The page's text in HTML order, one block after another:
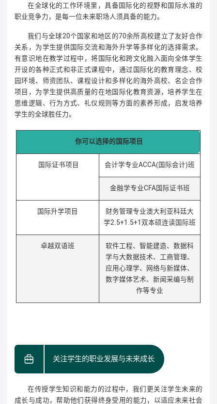
在全球化的工作环境里，具备国际化的视野和国际水准的
职业竞争力，是每一位未来职场人须具备的能力。
我们与全球20个国家和地区的70余所高校建立了友好合作
关系，为学生提供国际交流和海外升学等多样化的选择需求。
有意识地在教学过程中，将国际化和跨文化融入面向全体学生
开设的各种正式和非正式课程中，通过国际化的教育理念、校
园环境、师资团队、课程设计和多样化的海外高校、名企合作
项目，为学生提供高质量的在地国际化教育资源，培养学生在
思维逻辑、行为方式、礼仪规则等方面的素养形成，启发培养
学生的全球胜任力。
你可以选择的国际项目
国际证书项目 会计学专业ACCA(国际会计)班
金融学专业CFA国际证书班
国际升学项目
财务管理专业澳大利亚科廷大
学2.5+1.5+1双本硕连读国际班
卓越双语班
软件工程、智能建造、数据科
学与大数据技术、工商管理、
应用心理学、网络与新媒体、
数字媒体艺术、新闻采编与制
作等专业
关注学生的职业发展与未来成长
在传授学生知识和能力的过程中，我们更关注学生未来的
成长与成功，帮助他们获得终身受用的能力，以适应未来社会